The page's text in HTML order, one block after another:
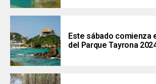
Este sábado comienza
del Parque Tayrona